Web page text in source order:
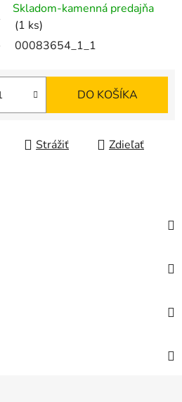
Skladom-kamenná predajňa
(1 ks)
00083654_1_1
DO KOŠÍKA
Strážiť Zdieľať